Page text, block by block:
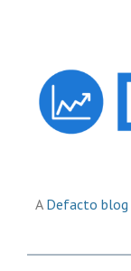
A Defacto blog